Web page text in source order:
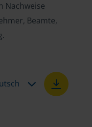
Nachweise
Beamte,